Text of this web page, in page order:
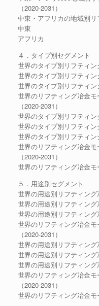
（2020-2031）
中東・アフリカの地域別
中東
アフリカ
４．タイプ別セグメント
世界のタイプ別リフティン
世界のタイプ別リフティン
世界のタイプ別リフティン
世界のリフティング冶金
（2020-2031）
世界のタイプ別リフティン
世界のタイプ別リフティン
世界のタイプ別リフティン
世界のリフティング冶金
（2020-2031）
世界のリフティング冶金モ
５．用途別セグメント
世界の用途別リフティング
世界の用途別リフティング
世界の用途別リフティング
世界のリフティング冶金
（2020-2031）
世界の用途別リフティング
世界の用途別リフティング
世界の用途別リフティング
世界のリフティング冶金
（2020-2031）
世界のリフティング冶金モ